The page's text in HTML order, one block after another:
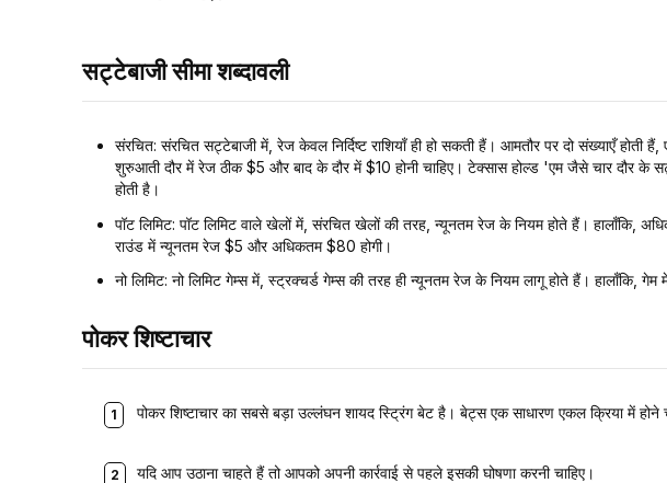
सट्टेबाजी सीमा शब्दावली
संरचित: संरचित सट्टेबाजी में, रेज केवल निर्दिष्ट राशियाँ ही हो सकती हैं। आमतौर पर दो संख्याएँ
शुरुआती दौर में रेज ठीक $5 और बाद के दौर में $10 होनी चाहिए। टेक्सास होल्ड 'एम जैसे चार दौर के
होती है।
पॉट लिमिट: पॉट लिमिट वाले खेलों में, संरचित खेलों की तरह, न्यूनतम रेज के नियम होते हैं।
राउंड में न्यूनतम रेज $5 और अधिकतम $80 होगी।
नो लिमिट: नो लिमिट गेम्स में, स्ट्रक्चर्ड गेम्स की तरह ही न्यूनतम रेज के नियम लागू होते हैं। हालाँकि,
पोकर शिष्टाचार
पोकर शिष्टाचार का सबसे बड़ा उल्लंघन शायद स्ट्रिंग बेट है। बेट्स एक साधारण एकल क्रिया में
यदि आप उठाना चाहते हैं तो आपको अपनी कार्रवाई से पहले इसकी घोषणा करनी चाहिए।